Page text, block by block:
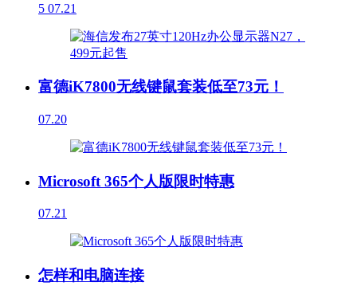
5 07.21
富德iK7800无线键鼠套装低至73元！
07.20
Microsoft 365个人版限时特惠
07.21
怎样和电脑连接